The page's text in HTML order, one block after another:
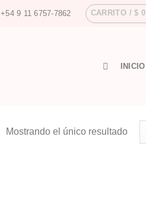
+54 9 11 6757-7862 CARRITO /$ 0
INICIO
Mostrando el único resultado